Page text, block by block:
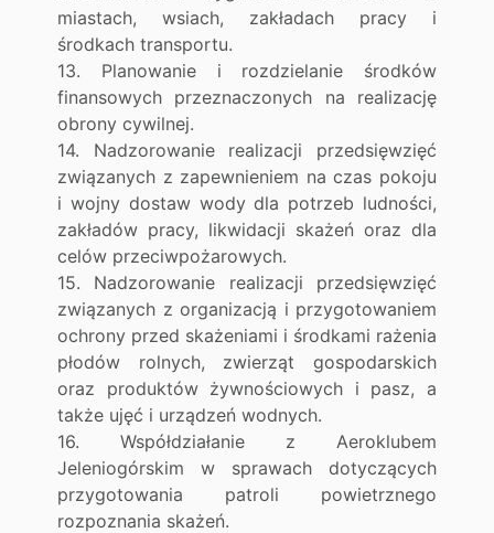
miastach, wsiach, zakładach pracy i
środkach transportu.
13. Planowanie i rozdzielanie środków
finansowych przeznaczonych na realizację
obrony cywilnej.
14. Nadzorowanie realizacji przedsięwzięć
związanych z zapewnieniem na czas pokoju
i wojny dostaw wody dla potrzeb ludności,
zakładów pracy, likwidacji skażeń oraz dla
celów przeciwpożarowych.
15. Nadzorowanie realizacji przedsięwzięć
związanych z organizacją i przygotowaniem
ochrony przed skażeniami i środkami rażenia
płodów rolnych, zwierząt gospodarskich
oraz produktów żywnościowych i pasz, a
także ujęć i urządzeń wodnych.
16. Współdziałanie z Aeroklubem
Jeleniogórskim w sprawach dotyczących
przygotowania patroli powietrznego
rozpoznania skażeń.